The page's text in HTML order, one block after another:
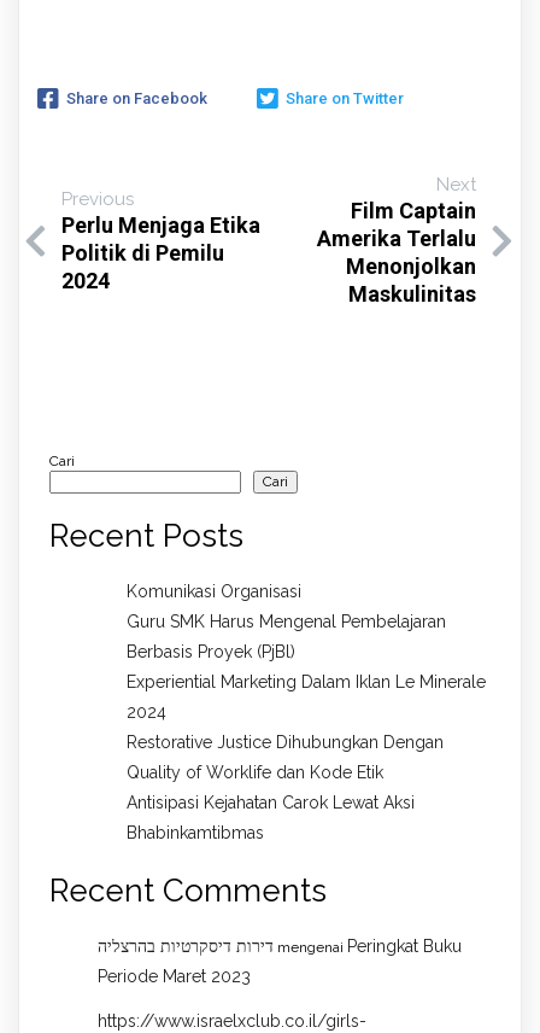
Share on Facebook Share on Twitter
Previous
Perlu Menjaga Etika
Politik di Pemilu
2024
Next
Film Captain
Amerika Terlalu
Menonjolkan
Maskulinitas
Cari
Cari
Recent Posts
Komunikasi Organisasi
Guru SMK Harus Mengenal Pembelajaran
Berbasis Proyek (PjBl)
Experiential Marketing Dalam Iklan Le Minerale
2024
Restorative Justice Dihubungkan Dengan
Quality of Worklife dan Kode Etik
Antisipasi Kejahatan Carok Lewat Aksi
Bhabinkamtibmas
Recent Comments
דירות דיסקרטיות בהרצליה mengenai Peringkat Buku
Periode Maret 2023
https://www.israelxclub.co.il/girls-